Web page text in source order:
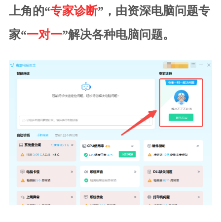
上角的“专家诊断”，由资深电脑问题专
家“一对一”解决各种电脑问题。